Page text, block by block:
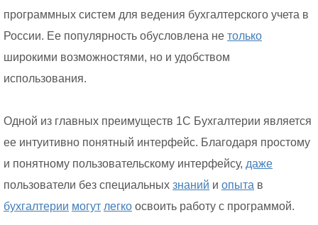
программных систем для ведения бухгалтерского учета в
России. Ее популярность обусловлена не только
широкими возможностями, но и удобством
использования.
Одной из главных преимуществ 1С Бухгалтерии является
ее интуитивно понятный интерфейс. Благодаря простому
и понятному пользовательскому интерфейсу, даже
пользователи без специальных знаний и опыта в
бухгалтерии могут легко освоить работу с программой.